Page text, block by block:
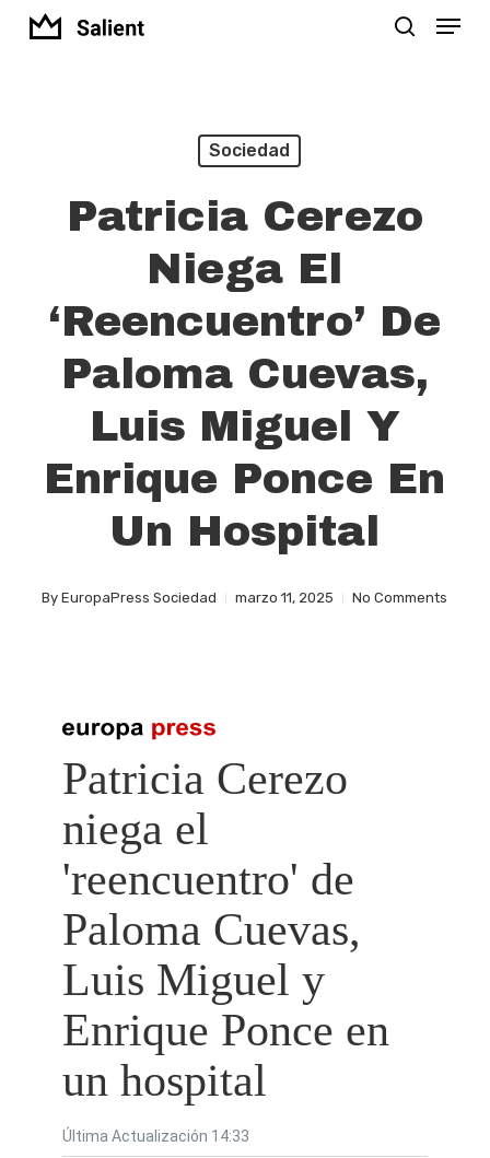
Skip
Menu
Sociedad
Patricia Cerezo
Niega El
‘reencuentro’ De
Paloma Cuevas,
Luis Miguel Y
Enrique Ponce En
Un Hospital
By EuropaPress Sociedad marzo 11, 2025 No Comments